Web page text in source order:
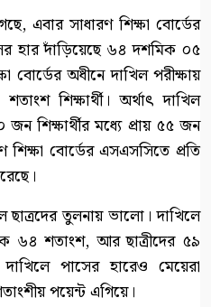
এবার সাধারণ শিক্ষা বোর্ডের
হার দাঁড়িয়েছে ৬৪ দশমিক ০৫
বোর্ডের অধীনে দাখিল পরীক্ষায়
শিক্ষার্থী। অর্থাৎ দাখিল
শিক্ষার্থীর মধ্যে প্রায় ৫৫ জন
শিক্ষা বোর্ডের এসএসসিতে প্রতি
ছাত্রদের তুলনায় ভালো। দাখিলে
৬৪ শতাংশ, আর ছাত্রীদের ৫৯
পাসের হারেও মেয়েরা
পয়েন্ট এগিয়ে।